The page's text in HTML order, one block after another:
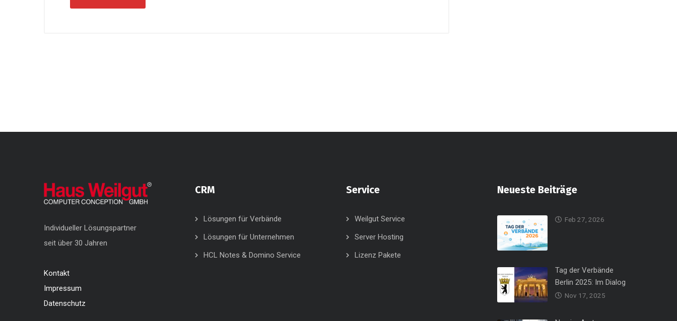
Individueller Lösungspartner
seit über 30 Jahren
Kontakt
Impressum
Datenschutz
CRM
Lösungen für Verbände
Lösungen für Unternehmen
HCL Notes & Domino Service
Service
Weilgut Service
Server Hosting
Lizenz Pakete
Neueste Beiträge
Feb 27, 2026
Tag der Verbände
Berlin 2025: Im Dialog
Nov 17, 2025